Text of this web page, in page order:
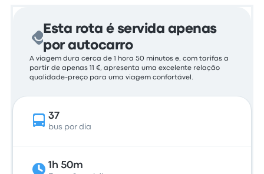
Esta rota é servida apenas
por autocarro
A viagem dura cerca de 1 hora 50 minutos e, com tarifas a
partir de apenas 11 €, apresenta uma excelente relação
qualidade-preço para uma viagem confortável.
37
bus por dia
1h 50m